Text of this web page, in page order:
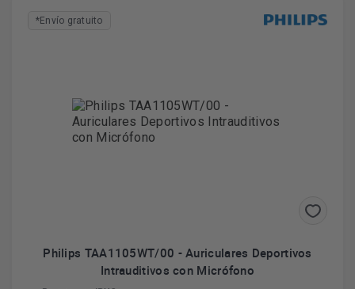
*Envío gratuito
Philips TAA1105WT/00 - Auriculares Deportivos
Intrauditivos con Micrófono